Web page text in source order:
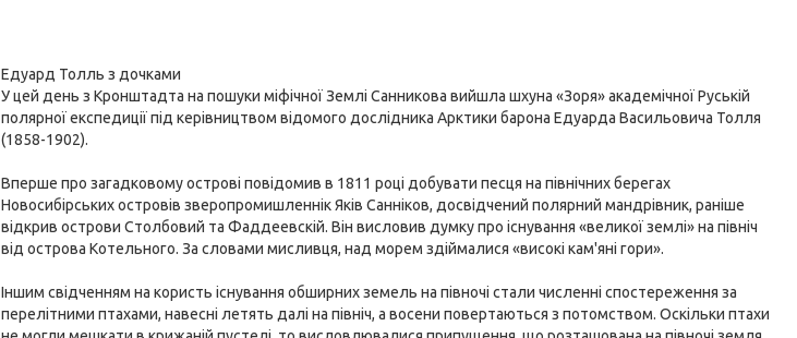
Едуард Толль з дочками
У цей день з Кронштадта на пошуки міфічної Землі Санникова вийшла шхуна «Зоря» академічної Руській
полярної експедиції під керівництвом відомого дослідника Арктики барона Едуарда Васильовича Толля
(1858-1902).
Вперше про загадковому острові повідомив в 1811 році добувати песця на північних берегах
Новосибірських островів зверопромишленнік Яків Санніков, досвідчений полярний мандрівник, раніше
відкрив острови Столбовий та Фаддеевскій. Він висловив думку про існування «великої землі» на північ
від острова Котельного. За словами мисливця, над морем здіймалися «високі кам'яні гори».
Іншим свідченням на користь існування обширних земель на півночі стали численні спостереження за
перелітними птахами, навесні летять далі на північ, а восени повертаються з потомством. Оскільки птахи